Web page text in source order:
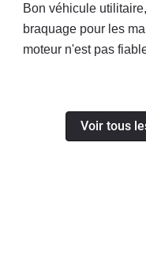
Bon véhicule
braquage pour les
moteur n'est pas
Voir tous